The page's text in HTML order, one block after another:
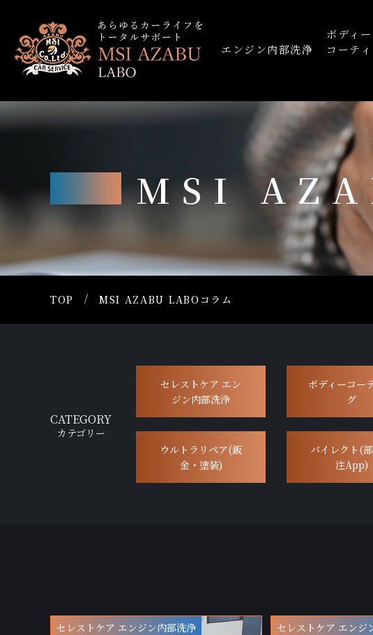
エンジン内部洗浄
ボディー
コーテ
MSI
TOP MSI AZABU LABOコラム
CATEGORY
カテゴリー
セレストケア エン
ジン内部洗浄
ボディーコー
グ
ウルトラリペア(鈑
金・塗装)
バイレクト(
注App)
セレストケア エンジン内部洗浄 セレストケア エンジ